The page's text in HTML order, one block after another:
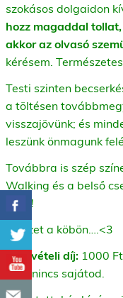
szokásos dolgaidon
hozz magaddal
akkor az olvasó
kérésem.
Testi szinten
a töltésen
visszajövünk; és
leszünk önmagunk felé.
Továbbra is szép
Walking és a belső
ideje!
Élvezet a köbön….<3
Részvételi díj: 1000
még nincs sajátod.